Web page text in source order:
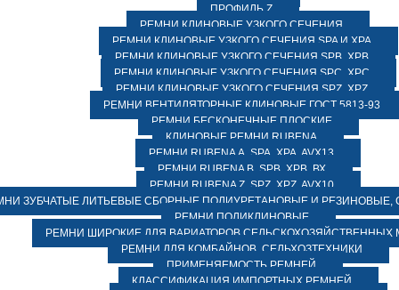
ПРОФИЛЬ Z
РЕМНИ КЛИНОВЫЕ УЗКОГО СЕЧЕНИЯ
РЕМНИ КЛИНОВЫЕ УЗКОГО СЕЧЕНИЯ SPA И XPA
РЕМНИ КЛИНОВЫЕ УЗКОГО СЕЧЕНИЯ SPB, XPB
РЕМНИ КЛИНОВЫЕ УЗКОГО СЕЧЕНИЯ SPC, XPC
РЕМНИ КЛИНОВЫЕ УЗКОГО СЕЧЕНИЯ SPZ, XPZ
РЕМНИ ВЕНТИЛЯТОРНЫЕ КЛИНОВЫЕ ГОСТ 5813-93
РЕМНИ БЕСКОНЕЧНЫЕ ПЛОСКИЕ
КЛИНОВЫЕ РЕМНИ RUBENA
РЕМНИ RUBENA А, SPA, XPA, AVX13
РЕМНИ RUBENA В, SPВ, ХPВ, ВХ
РЕМНИ RUBENA Z, SPZ, XPZ, AVX10
ЗУБЧАТЫЕ ЛИТЬЕВЫЕ СБОРНЫЕ ПОЛИУРЕТАНОВЫЕ И РЕЗИНОВЫЕ,
РЕМНИ ПОЛИКЛИНОВЫЕ
РЕМНИ ШИРОКИЕ ДЛЯ ВАРИАТОРОВ СЕЛЬСКОХОЗЯЙСТВЕННЫХ
РЕМНИ ДЛЯ КОМБАЙНОВ, СЕЛЬХОЗТЕХНИКИ
ПРИМЕНЯЕМОСТЬ РЕМНЕЙ
КЛАССИФИКАЦИЯ ИМПОРТНЫХ РЕМНЕЙ